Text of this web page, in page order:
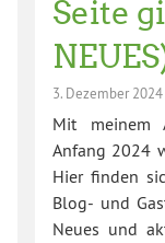
Seite
3. Dezember 2024
Mit meinem
Anfang 2024
Hier finden
Blog- und
Neues und